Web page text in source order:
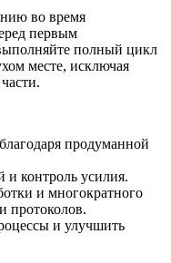
во время
первым
полный цикл
месте, исключая
продуманной
и контроль усилия.
и многократного
протоколов.
и улучшить